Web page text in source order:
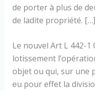
de porter à plus de
de ladite propriété.
Le nouvel Art L 442-1
lotissement
objet ou qui, sur une
eu pour effet la